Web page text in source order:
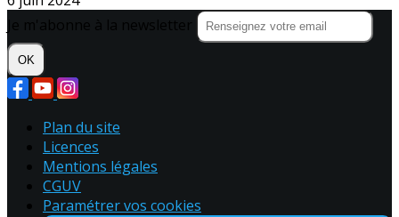
OK
Plan du site
Licences
Mentions légales
CGUV
Paramétrer vos cookies